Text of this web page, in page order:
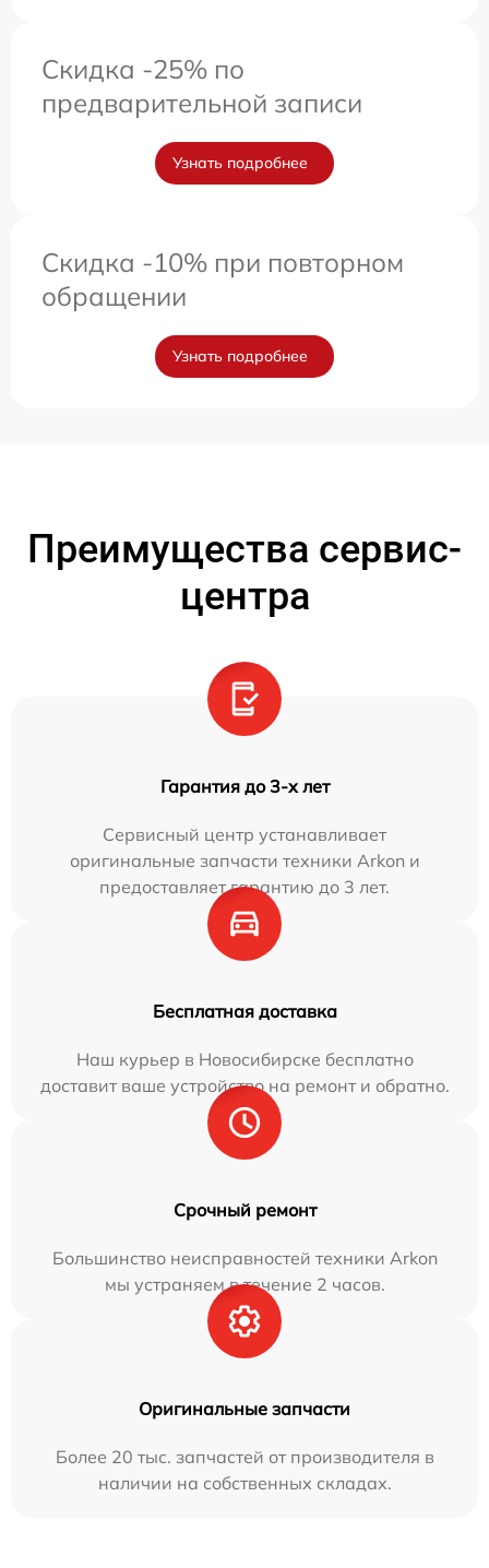
Скидка -25% по
предварительной записи
Узнать подробнее
Скидка -10% при повторном
обращении
Узнать подробнее
Преимущества сервис-
центра
Гарантия до 3-х лет
Сервисный центр устанавливает
оригинальные запчасти техники Arkon и
предоставляет гарантию до 3 лет.
Бесплатная доставка
Наш курьер в Новосибирске бесплатно
доставит ваше устройство на ремонт и обратно.
Срочный ремонт
Большинство неисправностей техники Arkon
мы устраняем в течение 2 часов.
Оригинальные запчасти
Более 20 тыс. запчастей от производителя в
наличии на собственных складах.